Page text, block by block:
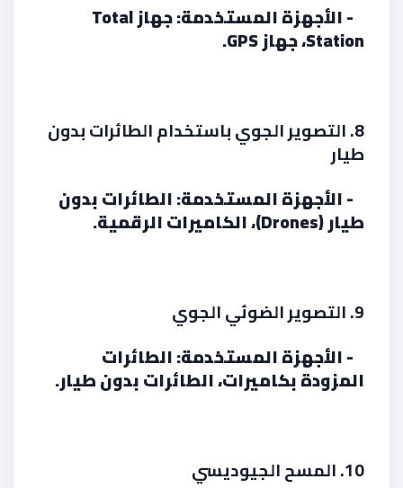
- الأجهزة المستخدمة: جهاز Total
Station، جهاز GPS.
8. التصوير الجوي باستخدام الطائرات بدون
طيار
- الأجهزة المستخدمة: الطائرات بدون
طيار (Drones)، الكاميرات الرقمية.
9. التصوير الضوئي الجوي
- الأجهزة المستخدمة: الطائرات
المزودة بكاميرات، الطائرات بدون طيار.
10. المسح الجيوديسي